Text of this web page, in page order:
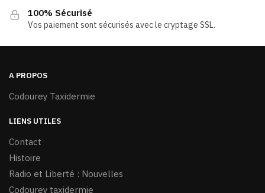
100% Sécurisé
Vos paiement sont sécurisés avec le cryptage SSL.
A PROPOS
Codourey Taxidermie
LIENS UTILES
Contact
Histoire
Radio et Liberté : Nouvelles
Codourey taxidermie